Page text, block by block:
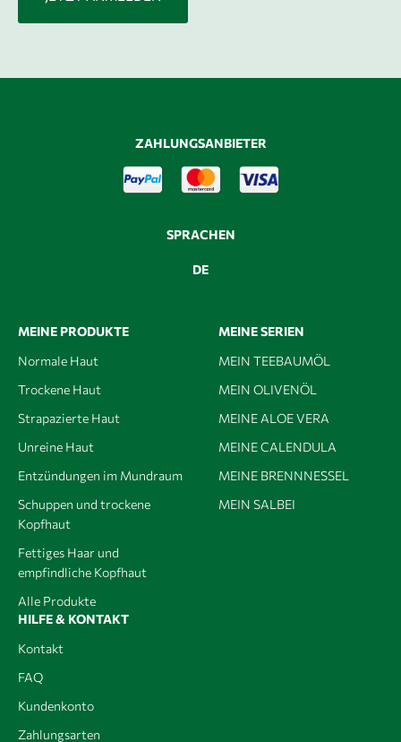
MEINE PRODUKTE
Normale Haut
Trockene Haut
Strapazierte Haut
Unreine Haut
Entzündungen im Mundraum
Schuppen und trockene
Kopfhaut
Fettiges Haar und
empfindliche Kopfhaut
Alle Produkte
MEINE SERIEN
MEIN TEEBAUMÖL
MEIN OLIVENÖL
MEINE ALOE VERA
MEINE CALENDULA
MEINE BRENNNESSEL
MEIN SALBEI
HILFE & KONTAKT
Kontakt
FAQ
Kundenkonto
Zahlungsarten
ZAHLUNGSANBIETER
SPRACHEN
DE